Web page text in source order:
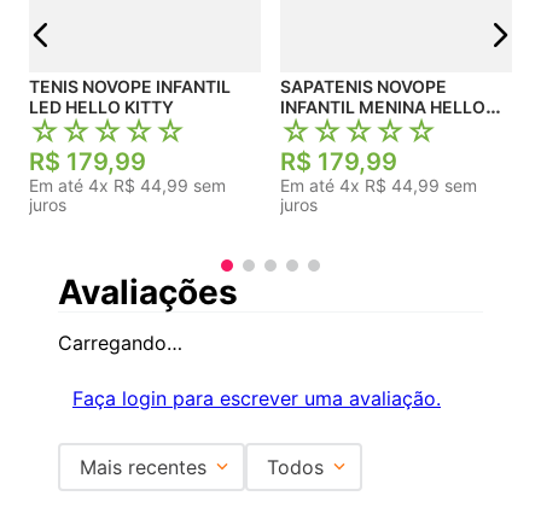
TENIS NOVOPE INFANTIL
LED HELLO KITTY
☆☆☆☆☆
R$ 179,99
Em até 4x R$ 44,99 sem
juros
SAPATENIS NOVOPE
INFANTIL MENINA HELLO
KITTY
☆☆☆☆☆
R$ 179,99
Em até 4x R$ 44,99 sem
juros
Avaliações
Carregando…
Faça login para escrever uma avaliação.
Mais recentes Todos